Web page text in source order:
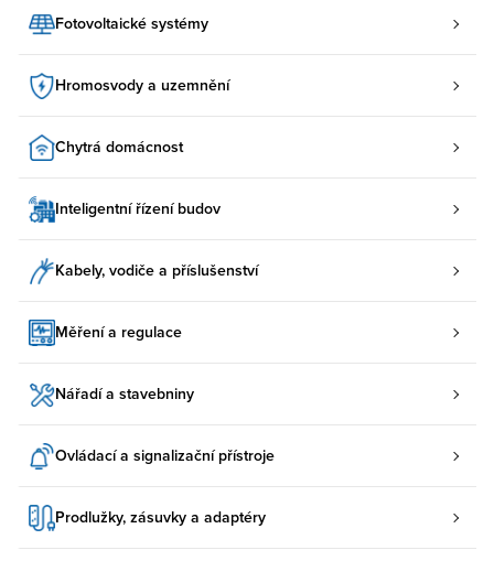
Fotovoltaické systémy
Hromosvody a uzemnění
Chytrá domácnost
Inteligentní řízení budov
Kabely, vodiče a příslušenství
Měření a regulace
Nářadí a stavebniny
Ovládací a signalizační přístroje
Prodlužky, zásuvky a adaptéry